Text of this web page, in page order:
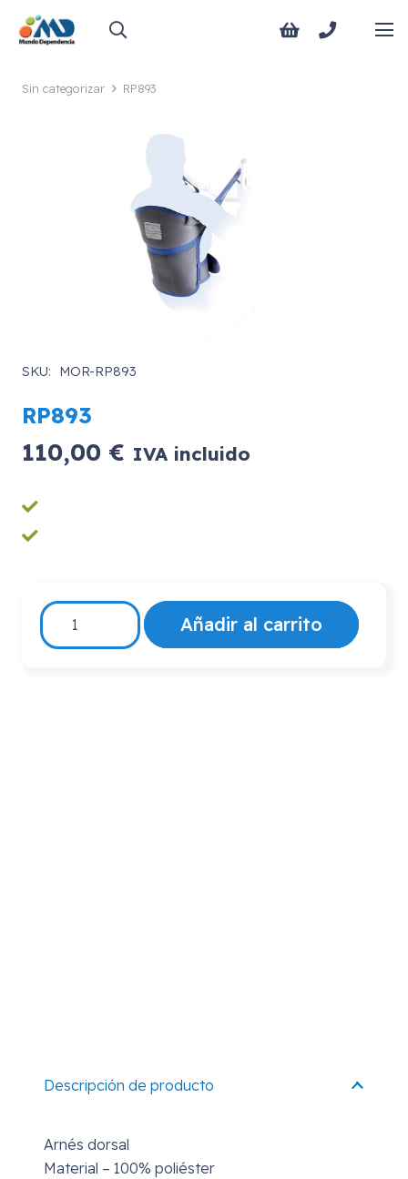
Sin categorizar RP893
SKU: MOR-RP893
RP893
110,00 € IVA incluido
RP893
cantidad
Añadir al carrito
Descripción de producto
Arnés dorsal
Material – 100% poliéster